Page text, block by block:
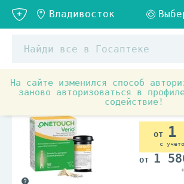
На сайте изменился способ
заново авторизоваться в
содействие!
Медицинские товары и ортопедия
1
с
1